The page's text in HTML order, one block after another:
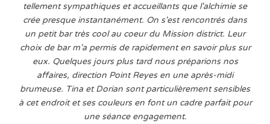
tellement sympathiques et accueillants que l'alchimie se
crée presque instantanément. On s'est rencontrés dans
un petit bar très cool au coeur du Mission district. Leur
choix de bar m'a permis de rapidement en savoir plus sur
eux. Quelques jours plus tard nous préparions nos
affaires, direction Point Reyes en une après-midi
brumeuse. Tina et Dorian sont particulièrement sensibles
à cet endroit et ses couleurs en font un cadre parfait pour
une séance engagement.